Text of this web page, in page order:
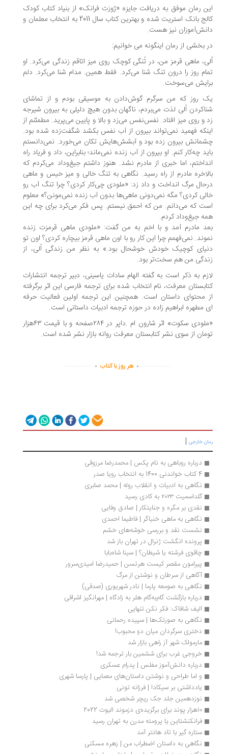
رمان موفق به دریافت جایزه‌ «ژوزت فرانک» از بنیاد کتاب کودک
کالج بانک استریت شده و بهترین کتاب سال 2011 به انتخاب معلمان و
نیز هست.
بخشی از رمان اینگونه می خوانیم:
ماهی قرمز من، در تُنگی کوچک روی میز اتاقم زندگی می‌کرد. او
روز را درون تنگ شنا می‌کرد. فقط همین. مدام شنا می‌کرد. دلم
می‌سوخت.
روز که من سرگرم گوش‌دادن به موسیقی‌ بودم و از تماشای
اُلی لذت می‌بردم، ناگهان بدون هیچ دلیلی به بیرون شیرجه
و روی میز افتاد. نفس‌نفس می‌زد و بالا و پایین می‌پرید. مطمئنم از
فهمید نمی‌تواند بیرون از آب نفس بکشد شگفت‌زده شده بود.
بیرون زده بود و آبشش‌هایش تکان می‌خورد. نمی‌دانستم
چه‌کار کنم. او بیرون از آب زنده نمی‌ماند؛ بنابراین، داد‌ و فریاد راه
اما خبری از مادرم نشد. هنوز داشتم جیغ‌وداد می‌کردم که
مادرم از راه رسید. نگاهی به تنگ خالی و میز خیس و ماهی
مرگ انداخت و داد زد: «ملودی چی‌کار کردی؟ چرا تنگ آب رو
کردی؟ مگه نمی‌دونی ماهی‌ها بدون آب زنده نمی‌مونن؟» معلوم
که می‌دانم. من که احمق نیستم. پس فکر می‌کرد برای چه این
جیغ‌وداد کردم.
مادرم آمد و با اخم به من گفت: «ملودی ماهی قرمزت زنده
نمی‌فهمم چرا این کار رو با اون ماهی قرمز بیچاره کردی؟ اون تو
کوچیک خودش خوشحال بود.» به‌ نظر من زندگی اُلی، از
من هم سخت‌‌تر بود.
به ذکر است به گفته الهام سادات یاسینی، دبیر ترجمه انتشارات
معرفت، نام انتخاب شده برای ترجمه فارسی این اثر برگرفته
محتوای داستان است. همچنین این ترجمه اولین فعالیت حرفه
مطهره ابراهیم زاده در حوزه ترجمه ادبیات داستانی است.
«ملودی سکوت» اثر شارون ام .داپر در ۲۸۴صفحه و با قیمت ۴۳هزار
از سوی نشر کتابستان معرفت روانه بازار نشر شده است.
...............
. هر روز با کتاب .
..............
خارجی|
درباره روباهی به نام پکس | محمدرضا مرزوقی
نگاهی به ادبیات و انقلاب روله | محمد صابری
گلداسمیت ۲۰۲۳ به کادی رسید
نقدی بر مگره و جنایتکار | صادق وفایی
نگاهی به ماهی خنیاگر | فاطیما احمدی
نشست نقد و بررسی خوشه‌های خشم
پرونده انگشت ژنرال در تهران باز شد
چاقوی فرشته يا شيطان؟ | سينا شاه‌بابا
پیرامون مقصر کیست هرتسن | حمیدرضا امیدی‌سرور
آگاهی از سرطان و نوشتن از مرگ
نگاهی به صومعه پارما | نادر شهریوری (صدقی)
درباره بازگشت گام‌به‌گام هلر به زادگاه | مهرانگیز اشراقی
الیف شافاک: فکر نکن تنهایی
نگاهی به صورتک‌ها | سپیده رحمانی
دختری سرگردان میان دو محبوب!
مارمولک شهر آز راهی بازار شد
خروجی غرب برای ششمین بار ترجمه شد!
درباره دانش‌آموز مفلس | پدرام عسکری
و اما طراحی و نوشتن داستان‌های معمایی | پارسا شهری
یادداشتی بر سیکادا | فرزانه تونی
نوزدهمین جلد جک ریچر شخصی شد
فرانکنشتاین یا پرومته مدرن به تهران رسید
ستاره گیر با تاد هانتر آمد
نگاهی به داستان اضطراب من | زهره مسکنی